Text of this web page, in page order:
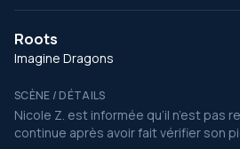
Roots
Imagine Dragons
SCÈNE / DÉTAILS
Nicole Z. est informée qu’il n’est pas
continue après avoir fait vérifier son